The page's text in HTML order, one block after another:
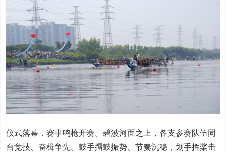
仪式落幕，赛事鸣枪开赛。碧波河面之上，各支参赛队伍同
台竞技、奋楫争先。鼓手擂鼓振势、节奏沉稳，划手挥桨击